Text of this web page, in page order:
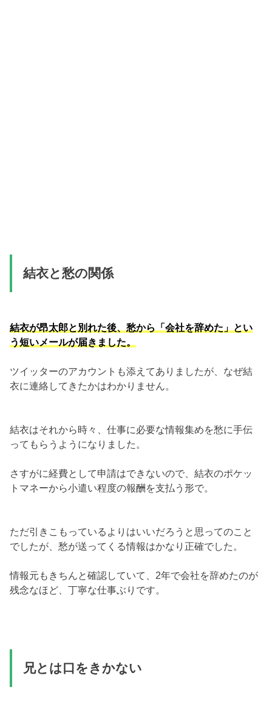
結衣と愁の関係
結衣が昂太郎と別れた後、愁から「会社を辞めた」とい
う短いメールが届きました。
ツイッターのアカウントも添えてありましたが、なぜ結
衣に連絡してきたかはわかりません。
結衣はそれから時々、仕事に必要な情報集めを愁に手伝
ってもらうようになりました。
さすがに経費として申請はできないので、結衣のポケッ
トマネーから小遣い程度の報酬を支払う形で。
ただ引きこもっているよりはいいだろうと思ってのこと
でしたが、愁が送ってくる情報はかなり正確でした。
情報元もきちんと確認していて、2年で会社を辞めたのが
残念なほど、丁寧な仕事ぶりです。
兄とは口をきかない